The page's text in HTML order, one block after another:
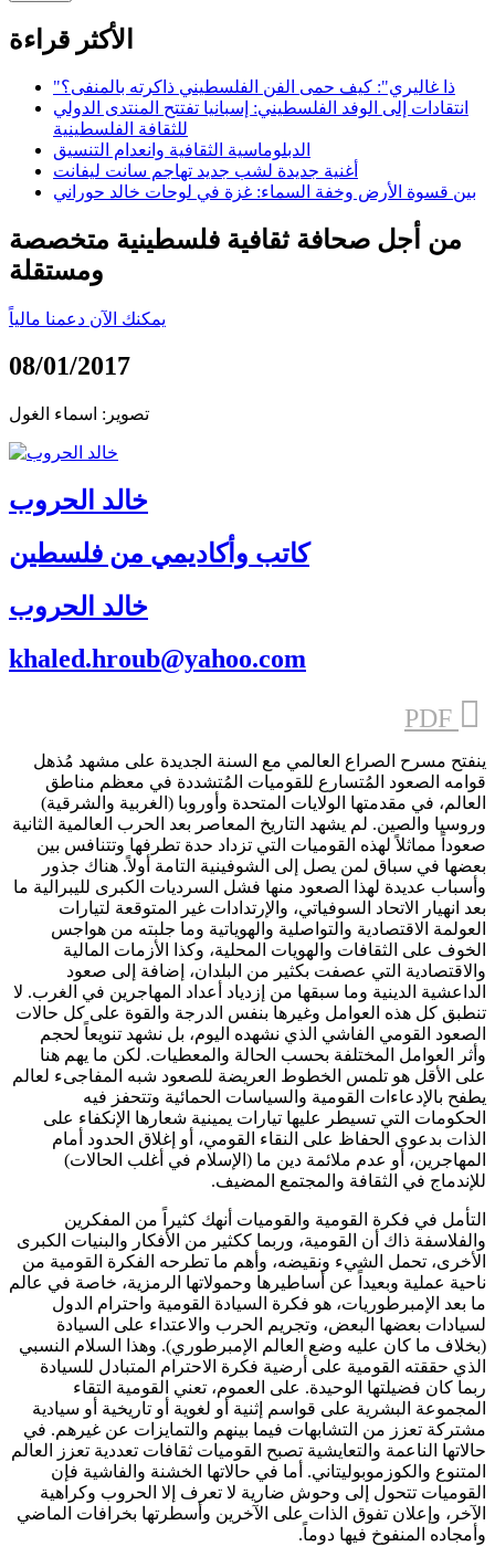
الأكثر قراءة
"ذا غاليري": كيف حمى الفن الفلسطيني ذاكرته بالمنفى؟
انتقادات إلى الوفد الفلسطيني: إسبانيا تفتتح المنتدى الدولي
للثقافة الفلسطينية
الدبلوماسية الثقافية وانعدام التنسيق
أغنية جديدة لشب جديد تهاجم سانت ليفانت
بين قسوة الأرض وخفة السماء: غزة في لوحات خالد حوراني
من أجل صحافة ثقافية فلسطينية متخصصة
ومستقلة
يمكنك الآن دعمنا مالياً
08/01/2017
تصوير: اسماء الغول
خالد الحروب
كاتب وأكاديمي من فلسطين
خالد الحروب
khaled.hroub@yahoo.com
ينفتح مسرح الصراع العالمي مع السنة الجديدة على مشهد مُذهل
قوامه الصعود المُتسارع للقوميات المُتشددة في معظم مناطق
العالم، في مقدمتها الولايات المتحدة وأوروبا (الغربية والشرقية)
وروسيا والصين. لم يشهد التاريخ المعاصر بعد الحرب العالمية الثانية
صعوداً مماثلاً لهذه القوميات التي تزداد حدة تطرفها وتتنافس بين
بعضها في سباق لمن يصل إلى الشوفينية التامة أولاً. هناك جذور
وأسباب عديدة لهذا الصعود منها فشل السرديات الكبرى لليبرالية ما
بعد انهيار الاتحاد السوفياتي، والإرتدادات غير المتوقعة لتيارات
العولمة الاقتصادية والتواصلية والهوياتية وما جلبته من هواجس
الخوف على الثقافات والهويات المحلية، وكذا الأزمات المالية
والاقتصادية التي عصفت بكثير من البلدان، إضافة إلى صعود
الداعشية الدينية وما سبقها من إزدياد أعداد المهاجرين في الغرب. لا
تنطبق كل هذه العوامل وغيرها بنفس الدرجة والقوة على كل حالات
الصعود القومي الفاشي الذي نشهده اليوم، بل نشهد تنويعاً لحجم
وأثر العوامل المختلفة بحسب الحالة والمعطيات. لكن ما يهم هنا
على الأقل هو تلمس الخطوط العريضة للصعود شبه المفاجىء لعالم
يطفح بالإدعاءات القومية والسياسات الحمائية وتتحفز فيه
الحكومات التي تسيطر عليها تيارات يمينية شعارها الإنكفاء على
الذات بدعوى الحفاظ على النقاء القومي، أو إغلاق الحدود أمام
المهاجرين، أو عدم ملائمة دين ما (الإسلام في أغلب الحالات)
للإندماج في الثقافة والمجتمع المضيف.
التأمل في فكرة القومية والقوميات أنهك كثيراً من المفكرين
والفلاسفة ذاك أن القومية، وربما ككثير من الأفكار والبنيات الكبرى
الأخرى، تحمل الشيء ونقيضه، وأهم ما تطرحه الفكرة القومية من
ناحية عملية وبعيداً عن أساطيرها وحمولاتها الرمزية، خاصة في عالم
ما بعد الإمبرطوريات، هو فكرة السيادة القومية واحترام الدول
لسيادات بعضها البعض، وتجريم الحرب والاعتداء على السيادة
(بخلاف ما كان عليه وضع العالم الإمبرطوري). وهذا السلام النسبي
الذي حققته القومية على أرضية فكرة الاحترام المتبادل للسيادة
ربما كان فضيلتها الوحيدة. على العموم، تعني القومية التقاء
المجموعة البشرية على قواسم إثنية أو لغوية أو تاريخية أو سيادية
مشتركة تعزز من التشابهات فيما بينهم والتمايزات عن غيرهم. في
حالاتها الناعمة والتعايشية تصبح القوميات ثقافات تعددية تعزز العالم
المتنوع والكوزموبوليتاني. أما في حالاتها الخشنة والفاشية فإن
القوميات تتحول إلى وحوش ضارية لا تعرف إلا الحروب وكراهية
الآخر، وإعلان تفوق الذات على الآخرين وأسطرتها بخرافات الماضي
وأمجاده المنفوخ فيها دوماً.